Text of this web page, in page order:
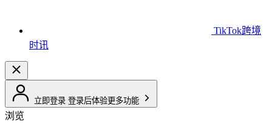
TikTok跨境
时讯
立即登录 登录后体验更多功能
浏览